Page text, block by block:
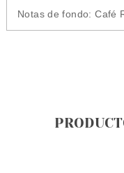
Notas de fondo: Café